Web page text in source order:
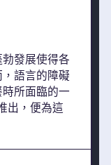
發展使得各
語言的障礙
所面臨的一
出，便為這